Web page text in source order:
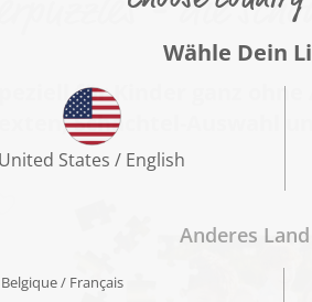
- die
für Kinder ganz
Texten, Schachtel-Auswahl